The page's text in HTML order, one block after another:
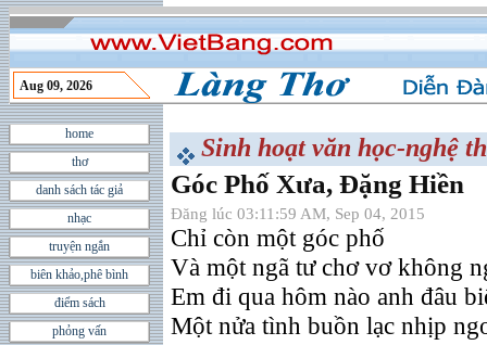
Aug 09, 2026
home
thơ
danh sách tác giả
nhạc
truyện ngắn
biên khảo,phê bình
điểm sách
phỏng vấn
Sinh hoạt văn học-nghệ
Góc Phố Xưa, Đặng Hiền
Đăng lúc 03:11:59 AM, Sep 04, 2015
Chỉ còn một góc phố
Và một ngã tư chơ vơ không
Em đi qua hôm nào anh đâu
Một nửa tình buồn lạc nhịp